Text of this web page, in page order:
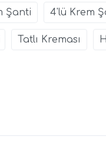
Şanti 4'lü Krem
Tatlı Kreması